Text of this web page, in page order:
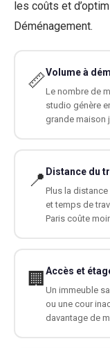
les coûts et
Déménagement.
📏Volume à
Le nombre de
studio génère
grande maison
📍 Distance du
Plus la
et temps de
Paris coûte
🏢 Accès et
Un immeuble
ou une cour
davantage de